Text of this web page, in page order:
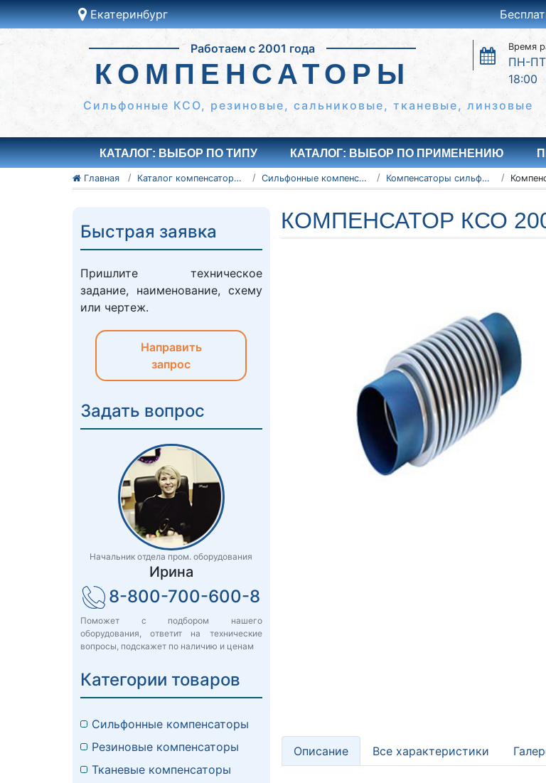
Екатеринбург
Это ближайши к вам
Екатеринбург
Да Другой
Работаем с 2001 года
КОМПЕНСАТОРЫ
Время
ПН-
18:00
Сильфонные КСО, резиновые, сальниковые, тканевые, линзовые
КАТАЛОГ: ВЫБОР ПО ТИПУ КАТАЛОГ: ВЫБОР ПО ПРИМЕНЕНИЮ
Главная Каталог компенсаторов Сильфонные компенсаторы Компенсаторы сильфонные осевые КСО
КОМПЕНСАТОР КСО
Описание Все характеристики
Быстрая заявка
Пришлите техническое
задание, наименование, схему
или чертеж.
Направить
запрос
Задать вопрос
Начальник отдела пром. оборудования
Ирина
8-800-700-600-8
Поможет с подбором нашего
оборудования, ответит на технические
вопросы, подскажет по наличию и ценам
Категории товаров
Сильфонные компенсаторы
Резиновые компенсаторы
Тканевые компенсаторы